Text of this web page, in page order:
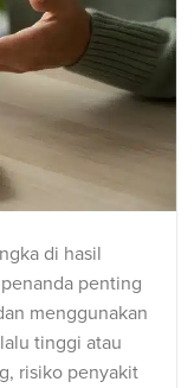
di hasil
penting
menggunakan
tinggi atau
risiko penyakit